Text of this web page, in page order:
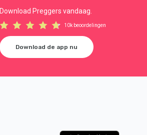
Download Preggers vandaag.
10k beoordelingen
Download de app nu